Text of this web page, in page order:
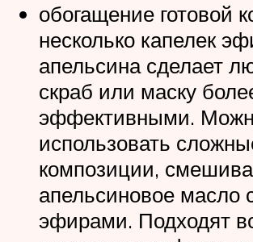
обогащение готовой
несколько капелек
апельсина сделает
скраб или маску
эффективными.
использовать
композиции,
апельсиновое масло
эфирами. Подходят